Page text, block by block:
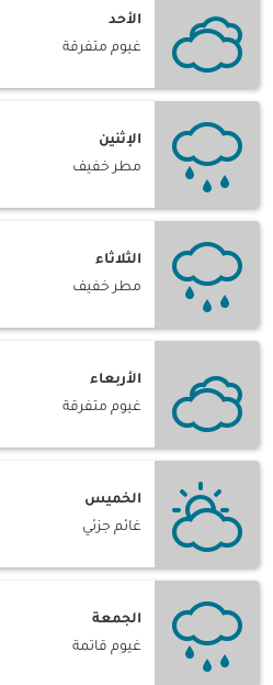
الأحد
غيوم متفرقة
الإثنين
مطر خفيف
الثلاثاء
مطر خفيف
الأربعاء
غيوم متفرقة
الخميس
غائم جزئي
الجمعة
غيوم قاتمة